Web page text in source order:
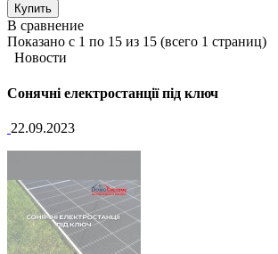
В сравнение
Показано с 1 по 15 из 15 (всего 1 страниц)
Новости
Сонячні електростанції під ключ
22.09.2023